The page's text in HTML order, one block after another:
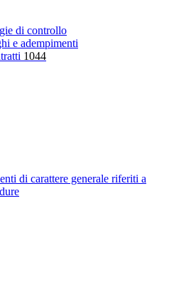
di controllo
e adempimenti
1044
di carattere generale riferiti a